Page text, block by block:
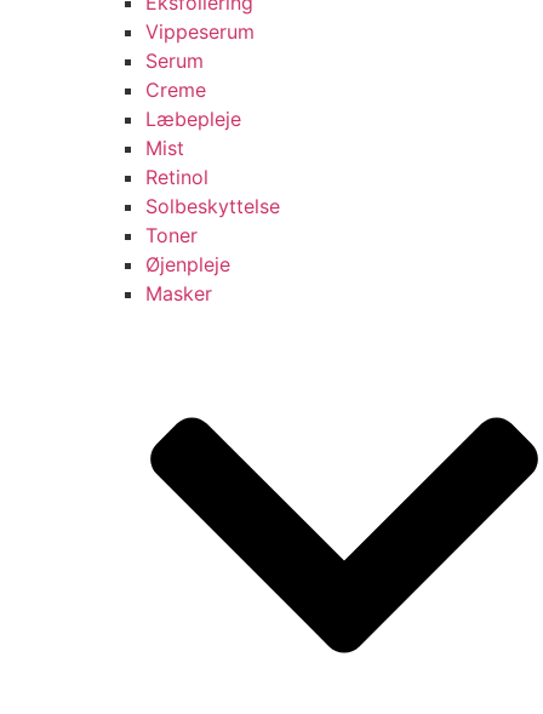
Vippeserum
Serum
Creme
Læbepleje
Mist
Retinol
Solbeskyttelse
Toner
Øjenpleje
Masker